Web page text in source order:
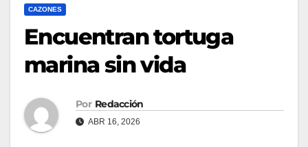
CAZONES
Encuentran tortuga
marina sin vida
Por Redacción
ABR 16, 2026